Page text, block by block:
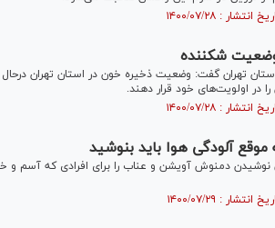
شکننده
تهران گفت: وضعیت ذخیره خون در استان تهران
در اولویت‌های خود قرار دهند.
آلودگی هوا باید بنوشید
دمنوش آویشن و عناب را برای افرادی که آسم و